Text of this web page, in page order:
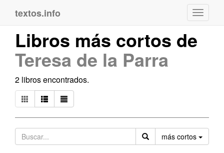
textos.info
Libros más cortos de
Teresa de la Parra
2 libros encontrados.
más cortos